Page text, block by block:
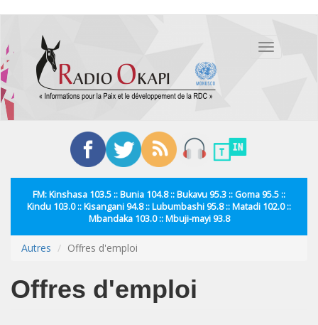
contenu
principal
Toggle
FM: Kinshasa 103.5 :: Bunia 104.8 :: Bukavu 95.3 :: Goma 95.5 ::
Kindu 103.0 :: Kisangani 94.8 :: Lubumbashi 95.8 :: Matadi 102.0 ::
Mbandaka 103.0 :: Mbuji-mayi 93.8
Autres Offres d'emploi
Offres d'emploi